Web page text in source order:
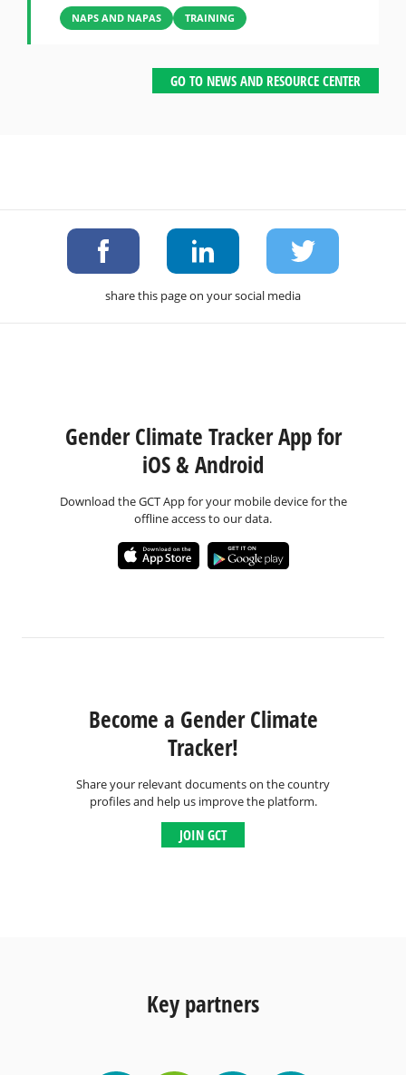
NAPS AND NAPAS TRAINING
GO TO NEWS AND RESOURCE CENTER
share this page on your social media
Gender Climate Tracker App for
iOS & Android
Download the GCT App for your mobile device for the
offline access to our data.
Become a Gender Climate
Tracker!
Share your relevant documents on the country
profiles and help us improve the platform.
JOIN GCT
Key partners